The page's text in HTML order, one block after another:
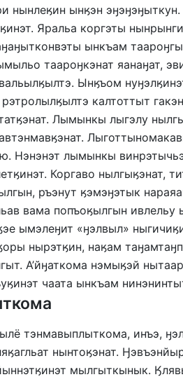
нынлеӄин ынӄэн
Яральа коргэты
ынкъам
таароӈкэнат яанаӈат,
Ынӄъом
калтоттыт
Лымынкы лыгэлу
Нэнэнэт лымынкы
Коргаво нылгыӄэнат,
ръэнут ӄэмэӈэтык
вама попъоӄылгын
ымэлеӈит «ӈэлвыл»
нырэтӄин, наӄам
А’йӈаткома нэмыӄэй
чаата ынкъам
тэнмавыплыткома, инъэ,
нынтоӄэнат.
мылгыткынык.